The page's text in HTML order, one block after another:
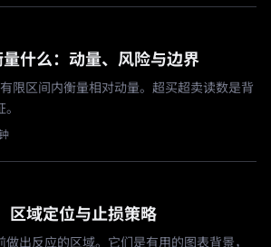
什么：动量、风险与边界
限区间内衡量相对动量。超买超卖读数是背
区域定位与止损策略
出反应的区域。它们是有用的图表背景，